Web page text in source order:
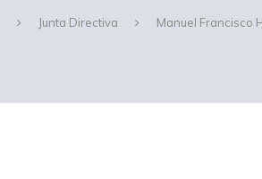
Junta Directiva Manuel Francisco